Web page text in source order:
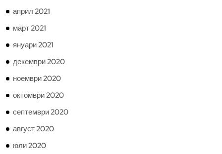
април 2021
март 2021
януари 2021
декември 2020
ноември 2020
октомври 2020
септември 2020
август 2020
юли 2020